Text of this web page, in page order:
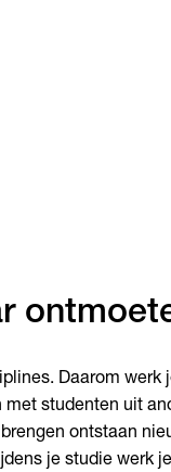
Daarom werk
studenten uit
ontstaan
je studie werk